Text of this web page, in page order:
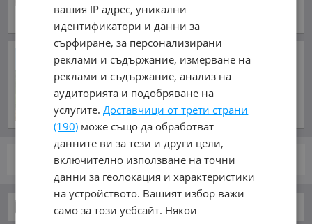
януари 2006 г., Дизелов
Дръзките удари на Украйна
проникват все по-дълбоко в
Русия! Но могат ли да се
окажат в полза на Путин?
преди 2 часа и 33 минути
стр. от 1
Автомобили и Джипове
вашия IP адрес, уникални
идентификатори и данни за
сърфиране, за персонализирани
реклами и съдържание, измерване на
реклами и съдържание, анализ на
аудиторията и подобряване на
услугите.Доставчици от трети страни
(190) може също да обработват
данните ви за тези и други цели,
включително използване на точни
данни за геолокация и характеристики
на устройството. Вашият избор важи
само за този уебсайт. Някои